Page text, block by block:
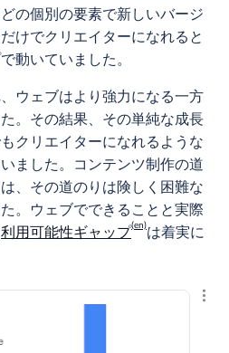
の個別の要素で新しいバージ
けでクリエイターになれると
動いていました。
ウェブはより強力になる一方
。その結果、その単純な成長
クリエイターになれるような
ました。コンテンツ制作の道
、その道のりは険しく困難な
。ウェブでできることと実際
利用可能性ギャップ
は着実に
結